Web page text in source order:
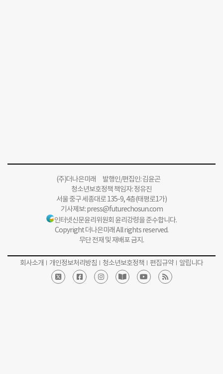
(주)더나은미래 발행인/편집인: 김윤곤
청소년보호정책 책임자: 정유진
서울 중구 세종대로 135-9, 4층(태평로1가)
기사제보:press@futurechosun.com
인터넷신문윤리위원회 윤리강령을 준수합니다.
Copyright 더나은미래 All rights reserved.
무단 전재 및 재배포 금지.
회사소개 개인정보처리방침 청소년보호정책 편집규약 알립니다